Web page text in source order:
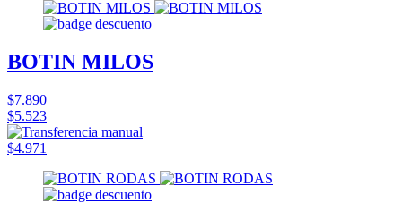
BOTIN MILOS
$7.890
$5.523
$4.971